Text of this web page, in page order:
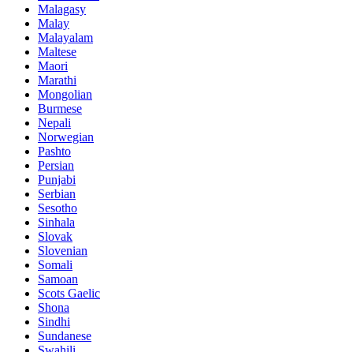
Malagasy
Malay
Malayalam
Maltese
Maori
Marathi
Mongolian
Burmese
Nepali
Norwegian
Pashto
Persian
Punjabi
Serbian
Sesotho
Sinhala
Slovak
Slovenian
Somali
Samoan
Scots Gaelic
Shona
Sindhi
Sundanese